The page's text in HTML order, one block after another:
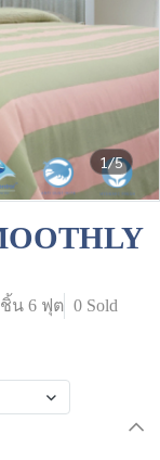
1/5
น 6 ฟุต 0 Sold